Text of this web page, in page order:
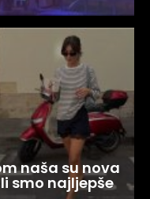
naša su nova
smo najljepše